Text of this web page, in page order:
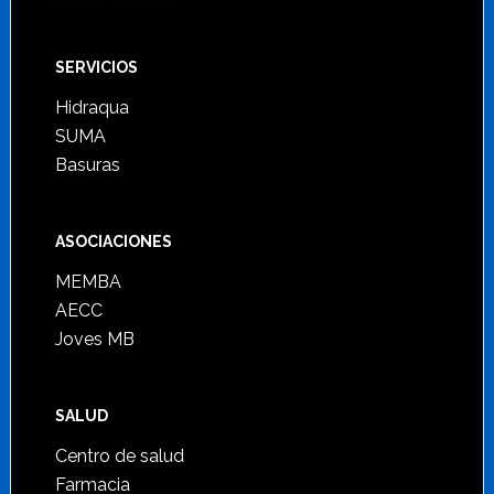
SERVICIOS
Hidraqua
SUMA
Basuras
ASOCIACIONES
MEMBA
AECC
Joves MB
SALUD
Centro de salud
Farmacia